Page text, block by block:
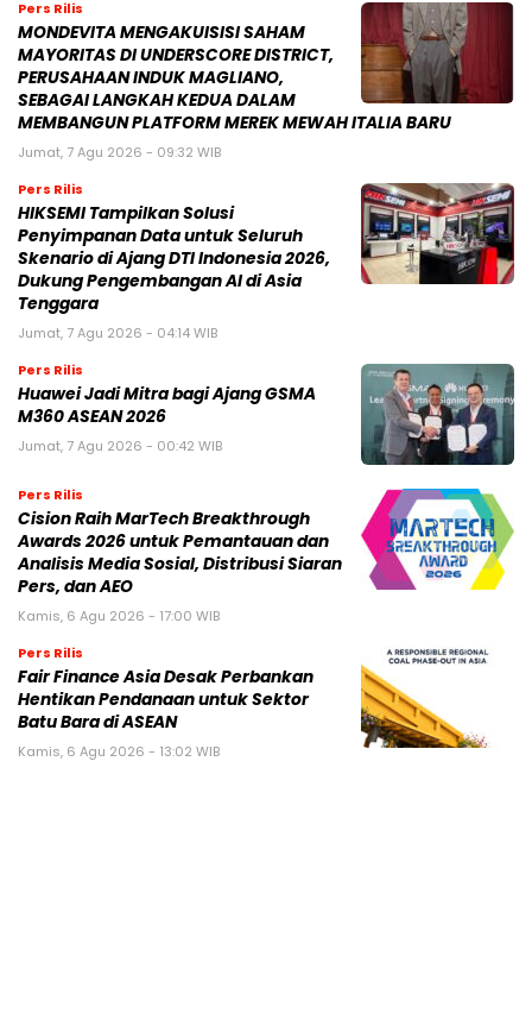
Pers Rilis
MONDEVITA MENGAKUISISI SAHAM
MAYORITAS DI UNDERSCORE DISTRICT,
PERUSAHAAN INDUK MAGLIANO,
SEBAGAI LANGKAH KEDUA DALAM
MEMBANGUN PLATFORM MEREK MEWAH ITALIA BARU
Jumat, 7 Agu 2026 - 09:32 WIB
Pers Rilis
HIKSEMI Tampilkan Solusi
Penyimpanan Data untuk Seluruh
Skenario di Ajang DTI Indonesia 2026,
Dukung Pengembangan AI di Asia
Tenggara
Jumat, 7 Agu 2026 - 04:14 WIB
Pers Rilis
Huawei Jadi Mitra bagi Ajang GSMA
M360 ASEAN 2026
Jumat, 7 Agu 2026 - 00:42 WIB
Pers Rilis
Cision Raih MarTech Breakthrough
Awards 2026 untuk Pemantauan dan
Analisis Media Sosial, Distribusi Siaran
Pers, dan AEO
Kamis, 6 Agu 2026 - 17:00 WIB
Pers Rilis
Fair Finance Asia Desak Perbankan
Hentikan Pendanaan untuk Sektor
Batu Bara di ASEAN
Kamis, 6 Agu 2026 - 13:02 WIB